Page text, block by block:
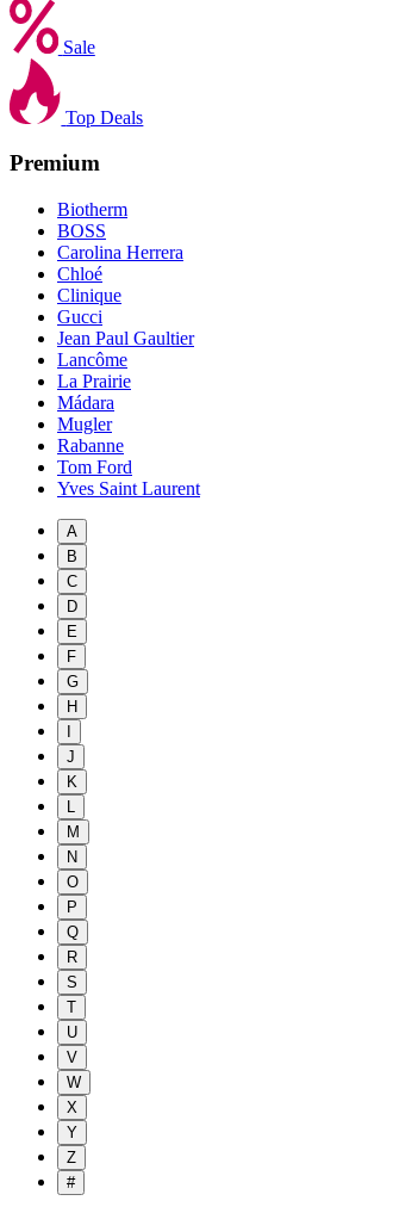
Sale
Top Deals
Premium
Biotherm
BOSS
Carolina Herrera
Chloé
Clinique
Gucci
Jean Paul Gaultier
Lancôme
La Prairie
Mádara
Mugler
Rabanne
Tom Ford
Yves Saint Laurent
A
B
C
D
E
F
G
H
J
K
L
M
N
O
P
Q
R
S
T
U
V
W
X
Y
Z
#